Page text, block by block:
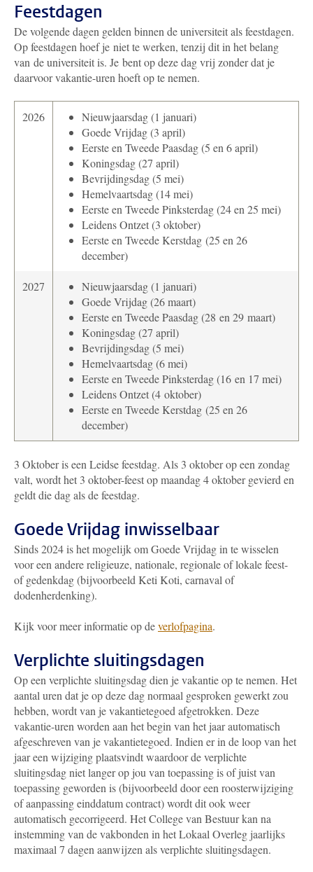
Feestdagen
De volgende dagen gelden binnen de universiteit als feestdagen.
Op feestdagen hoef je niet te werken, tenzij dit in het belang
van de universiteit is. Je bent op deze dag vrij zonder dat je
daarvoor vakantie-uren hoeft op te nemen.
2026
Nieuwjaarsdag (1 januari)
Goede Vrijdag (3 april)
Eerste en Tweede Paasdag (5 en 6 april)
Koningsdag (27 april)
Bevrijdingsdag (5 mei)
Hemelvaartsdag (14 mei)
Eerste en Tweede Pinksterdag (24 en 25 mei)
Leidens Ontzet (3 oktober)
Eerste en Tweede Kerstdag (25 en 26
december)
2027
Nieuwjaarsdag (1 januari)
Goede Vrijdag (26 maart)
Eerste en Tweede Paasdag (28 en 29 maart)
Koningsdag (27 april)
Bevrijdingsdag (5 mei)
Hemelvaartsdag (6 mei)
Eerste en Tweede Pinksterdag (16 en 17 mei)
Leidens Ontzet (4 oktober)
Eerste en Tweede Kerstdag (25 en 26
december)
​​​​3 Oktober is een Leidse feestdag. Als 3 oktober op een zondag
valt, wordt het 3 oktober-feest op maandag 4 oktober gevierd en
geldt die dag als de feestdag.
Goede Vrijdag inwisselbaar
Sinds 2024 is het mogelijk om Goede Vrijdag in te wisselen
voor een andere religieuze, nationale, regionale of lokale feest-
of gedenkdag (bijvoorbeeld Keti Koti, carnaval of
dodenherdenking).
Kijk voor meer informatie op deverlofpagina.
Verplichte sluitingsdagen
Op een verplichte sluitingsdag dien je vakantie op te nemen. Het
aantal uren dat je op deze dag normaal gesproken gewerkt zou
hebben, wordt van je vakantietegoed afgetrokken. Deze
vakantie-uren worden aan het begin van het jaar automatisch
afgeschreven van je vakantietegoed. Indien er in de loop van het
jaar een wijziging plaatsvindt waardoor de verplichte
sluitingsdag niet langer op jou van toepassing is of juist van
toepassing geworden is (bijvoorbeeld door een roosterwijziging
of aanpassing einddatum contract) wordt dit ook weer
automatisch gecorrigeerd. Het College van Bestuur kan na
instemming van de vakbonden in het Lokaal Overleg jaarlijks
maximaal 7 dagen aanwijzen als verplichte sluitingsdagen.